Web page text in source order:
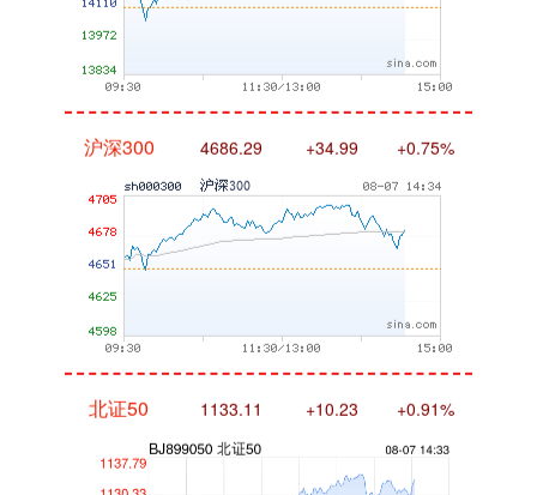
沪深300 4686.29 +34.99 +0.75%
北证50 1133.11 +10.23 +0.91%